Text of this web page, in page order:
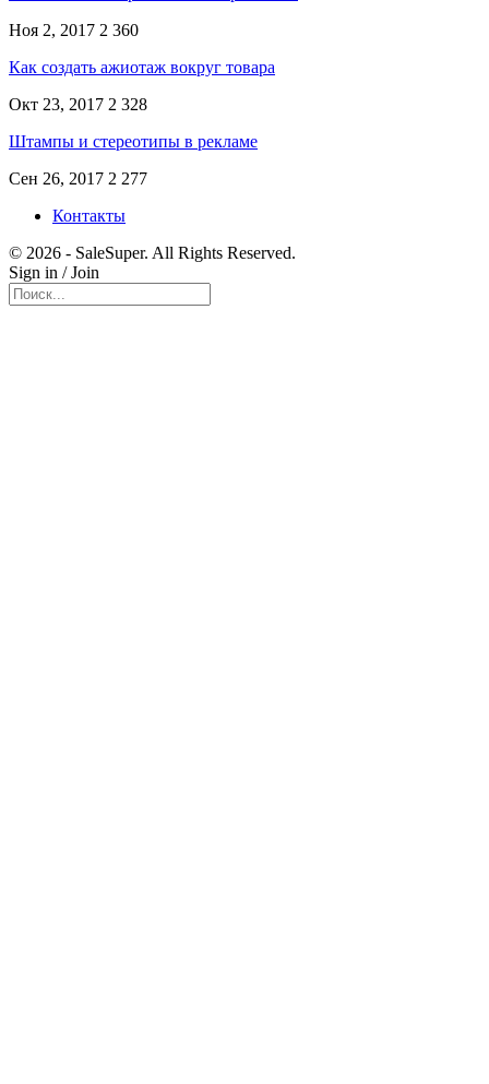
Ноя 2, 2017 2 360
Как создать ажиотаж вокруг товара
Окт 23, 2017 2 328
Штампы и стереотипы в рекламе
Сен 26, 2017 2 277
Контакты
© 2026 - SaleSuper. All Rights Reserved.
Sign in / Join